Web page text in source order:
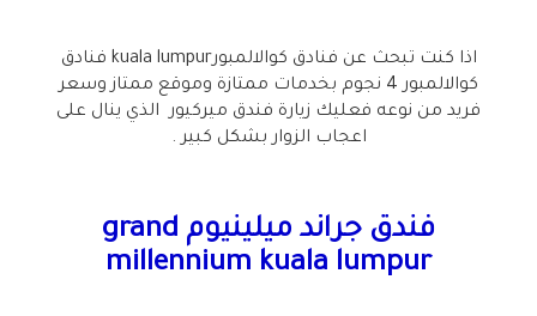
اذا كنت تبحث عن فنادق كوالالمبورkuala lumpur فنادق
كوالالمبور 4 نجوم بخدمات ممتازة وموقع ممتاز وسعر
فريد من نوعه فعليك زيارة فندق ميركيور الذي ينال على
اعجاب الزوار بشكل كبير .
فندق جراند ميلينيوم grand
millennium kuala lumpur